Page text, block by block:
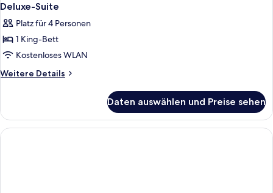
Deluxe-Suite
Platz für 4 Personen
1 King-Bett
Kostenloses WLAN
Weitere Details
Weitere
Suite
Daten auswählen und Preise sehen